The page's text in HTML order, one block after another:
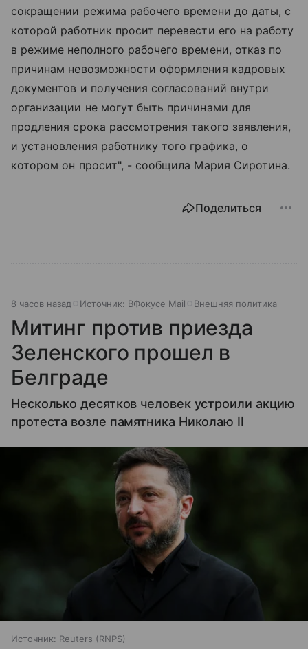
сокращении режима рабочего времени до даты, с
которой работник просит перевести его на работу
в режиме неполного рабочего времени, отказ по
причинам невозможности оформления кадровых
документов и получения согласований внутри
организации не могут быть причинами для
продления срока рассмотрения такого заявления,
и установления работнику того графика, о
котором он просит", - сообщила Мария Сиротина.
Поделиться
8 часов назад Источник: ВФокусе Mail Внешняя политика
Митинг против приезда
Зеленского прошел в
Белграде
Несколько десятков человек устроили акцию
протеста возле памятника Николаю II
Источник: Reuters (RNPS)